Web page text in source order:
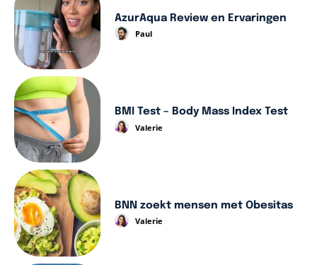
AzurAqua Review en Ervaringen
Paul
BMI Test – Body Mass Index Test
Valerie
BNN zoekt mensen met Obesitas
Valerie